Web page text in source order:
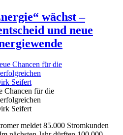
wächst –
und neue
Chancen für die
Seifert
meldet 85.000 Stromkunden